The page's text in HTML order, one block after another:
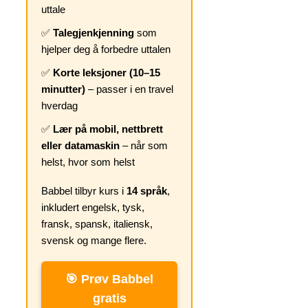
uttale
✅ Talegjenkjenning som
hjelper deg å forbedre uttalen
✅ Korte leksjoner (10–15
minutter) – passer i en travel
hverdag
✅ Lær på mobil, nettbrett
eller datamaskin – når som
helst, hvor som helst
Babbel tilbyr kurs i 14 språk,
inkludert engelsk, tysk,
fransk, spansk, italiensk,
svensk og mange flere.
🎯 Prøv Babbel
gratis